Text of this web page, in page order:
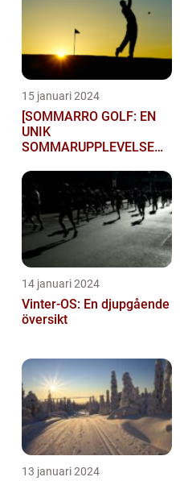
15 januari 2024
[SOMMARRO GOLF: EN
UNIK
SOMMARUPPLEVELSE
14 januari 2024
Vinter-OS: En djupgående
översikt
13 januari 2024